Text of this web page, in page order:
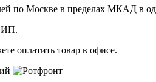
по Москве в пределах МКАД в
ИП.
оплатить товар в офисе.